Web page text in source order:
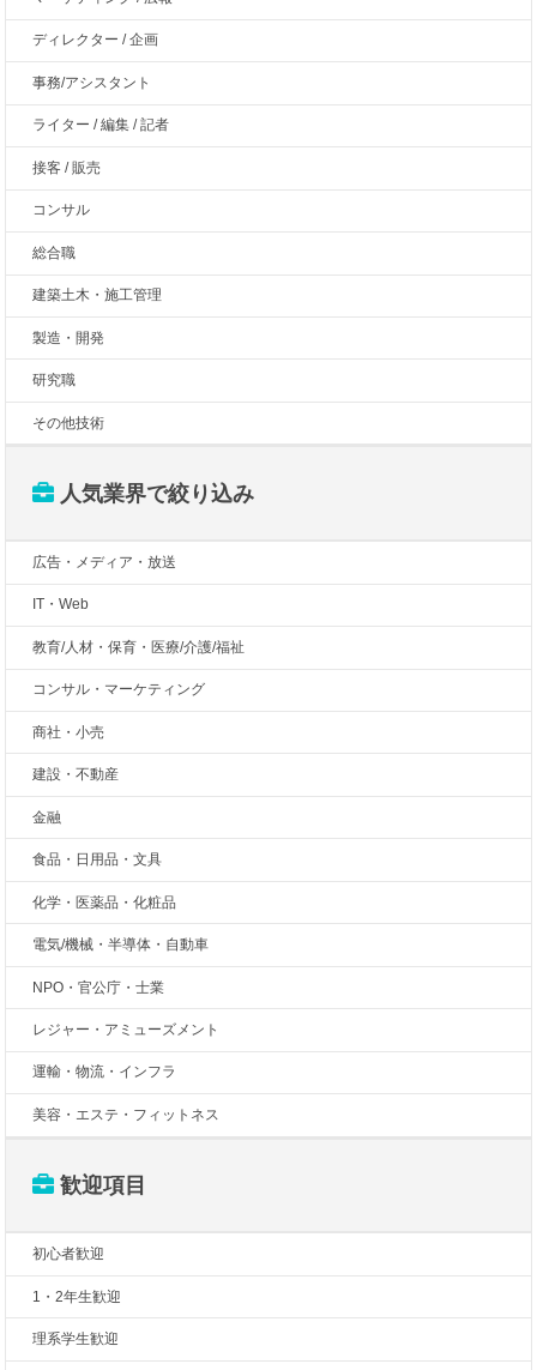
ディレクター / 企画
事務/アシスタント
ライター / 編集 / 記者
接客 / 販売
コンサル
総合職
建築土木・施工管理
製造・開発
研究職
その他技術
人気業界で絞り込み
広告・メディア・放送
IT・Web
教育/人材・保育・医療/介護/福祉
コンサル・マーケティング
商社・小売
建設・不動産
金融
食品・日用品・文具
化学・医薬品・化粧品
電気/機械・半導体・自動車
NPO・官公庁・士業
レジャー・アミューズメント
運輸・物流・インフラ
美容・エステ・フィットネス
歓迎項目
初心者歓迎
1・2年生歓迎
理系学生歓迎